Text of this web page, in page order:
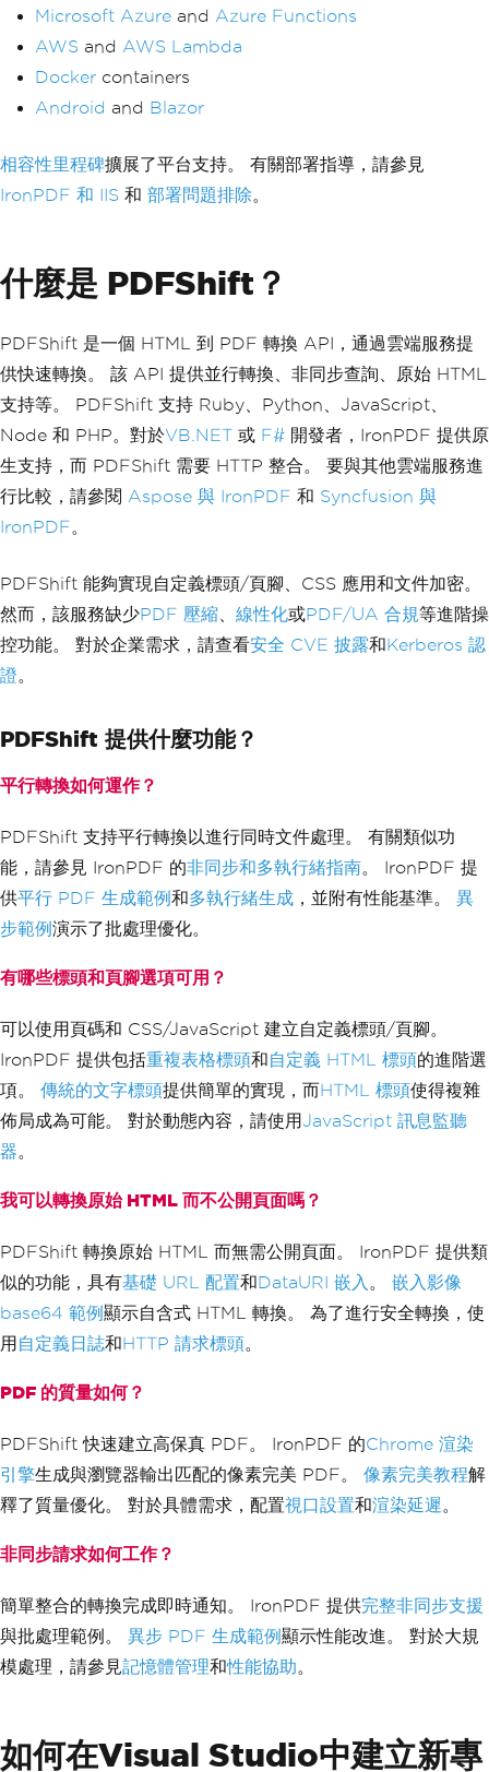
Microsoft Azure and Azure Functions
AWS and AWS Lambda
Docker containers
Android and Blazor
相容性里程碑擴展了平台支持。 有關部署指導，請參見
IronPDF 和 IIS 和 部署問題排除。
什麼是 PDFShift？
PDFShift 是一個 HTML 到 PDF 轉換 API，通過雲端服務提
供快速轉換。 該 API 提供並行轉換、非同步查詢、原始 HTML
支持等。 PDFShift 支持 Ruby、Python、JavaScript、
Node 和 PHP。對於VB.NET 或 F# 開發者，IronPDF 提供原
生支持，而 PDFShift 需要 HTTP 整合。 要與其他雲端服務進
行比較，請參閱 Aspose 與 IronPDF 和 Syncfusion 與
IronPDF。
PDFShift 能夠實現自定義標頭/頁腳、CSS 應用和文件加密。
然而，該服務缺少PDF 壓縮 線性化或PDF/UA 合規等進階操
控功能。 對於企業需求，請查看安全 CVE 披露和Kerberos 認
證。
PDFShift 提供什麼功能？
平行轉換如何運作？
PDFShift 支持平行轉換以進行同時文件處理。 有關類似功
能，請參見 IronPDF 的非同步和多執行緒指南。 IronPDF 提
供平行 PDF 生成範例和多執行緒生成 ，並附有性能基準。 異
步範例演示了批處理優化。
有哪些標頭和頁腳選項可用？
可以使用頁碼和 CSS/JavaScript 建立自定義標頭/頁腳。
IronPDF 提供包括重複表格標頭和自定義 HTML 標頭的進階選
項。 傳統的文字標頭提供簡單的實現，而HTML 標頭使得複雜
佈局成為可能。 對於動態內容，請使用JavaScript 訊息監聽
器。
我可以轉換原始 HTML 而不公開頁面嗎？
PDFShift 轉換原始 HTML 而無需公開頁面。 IronPDF 提供類
似的功能，具有基礎 URL 配置和DataURI 嵌入 。 嵌入影像
base64 範例顯示自含式 HTML 轉換。 為了進行安全轉換，使
用 自定義日誌和HTTP 請求標頭。
PDF 的質量如何？
PDFShift 快速建立高保真 PDF。 IronPDF 的Chrome 渲染
引擎生成與瀏覽器輸出匹配的像素完美 PDF。 像素完美教程解
釋了質量優化。 對於具體需求，配置視口設置和渲染延遲。
非同步請求如何工作？
簡單整合的轉換完成即時通知。 IronPDF 提供完整非同步支援
與批處理範例。 異步 PDF 生成範例顯示性能改進。 對於大規
模處理，請參見記憶體管理和性能協助。
如何在Visual Studio中建立新專